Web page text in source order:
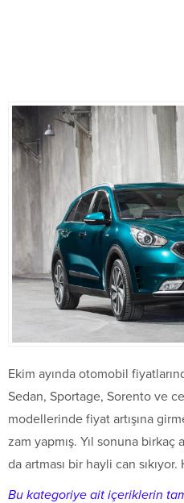
Ekim ayında otomobil
Sedan, Sportage, Sorento ve
modellerinde fiyat artışına
zam yapmış. Yıl sonuna birkaç
da artması bir hayli can
Bu kategoriye ait içeriklerin